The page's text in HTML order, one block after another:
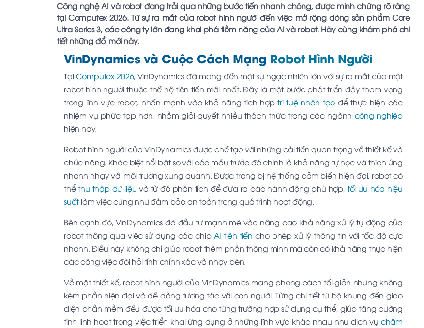
Công nghệ AI và robot đang trải qua những bước tiến nhanh chóng, được minh chứng rõ ràng
tại Computex 2026. Từ sự ra mắt của robot hình người đến việc mở rộng dòng sản phẩm Core
Ultra Series 3, các công ty lớn đang khai phá tiềm năng của AI và robot. Hãy cùng khám phá chi
tiết những đổi mới này.
VinDynamics và Cuộc Cách Mạng Robot Hình Người
TạiComputex 2026, VinDynamics đã mang đến một sự ngạc nhiên lớn với sự ra mắt của một
robot hình người thuộc thế hệ tiên tiến mới nhất. Đây là một bước phát triển đầy tham vọng
trong lĩnh vực robot, nhấn mạnh vào khả năng tích hợp trí tuệ nhân tạo để thực hiện các
nhiệm vụ phức tạp hơn, nhằm giải quyết nhiều thách thức trong các ngành công nghiệp
hiện nay.
Robot hình người của VinDynamics được chế tạo với những cải tiến quan trọng về thiết kế và
chức năng. Khác biệt nổi bật so với các mẫu trước đó chính là khả năng tự học và thích ứng
nhanh nhạy với môi trường xung quanh. Được trang bị hệ thống cảm biến hiện đại, robot có
thểthu thập dữ liệu và từ đó phân tích để đưa ra các hành động phù hợp, tối ưu hóa hiệu
suấtlàm việc cũng như đảm bảo an toàn trong quá trình hoạt động.
Bên cạnh đó, VinDynamics đã đầu tư mạnh mẽ vào nâng cao khả năng xử lý tự động của
robot thông qua việc sử dụng các chip AI tiên tiến cho phép xử lý thông tin với tốc độ cực
nhanh. Điều này không chỉ giúp robot thêm phần thông minh mà còn có khả năng thực hiện
các công việc đòi hỏi tính chính xác và nhạy bén.
Về mặt thiết kế, robot hình người của VinDynamics mang phong cách tối giản nhưng không
kém phần hiện đại và dễ dàng tương tác với con người. Từng chi tiết từ bộ khung đến giao
diện phần mềm đều được tối ưu hóa cho từng trường hợp sử dụng cụ thể, giúp tăng cường
tính linh hoạt trong việc triển khai ứng dụng ở những lĩnh vực khác nhau như dịch vụ chăm